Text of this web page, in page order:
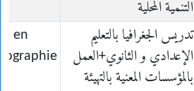
التنمية المحلية
تدريس الجغرافيا بالتعليم
الإعدادي و الثانوي+العمل
بالمؤسسات المعنية بالتهيئة
en